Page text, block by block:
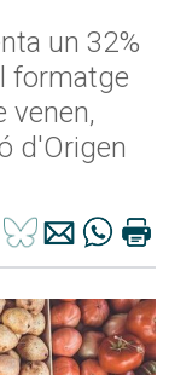
un 32%
formatge
venen,
d'Origen